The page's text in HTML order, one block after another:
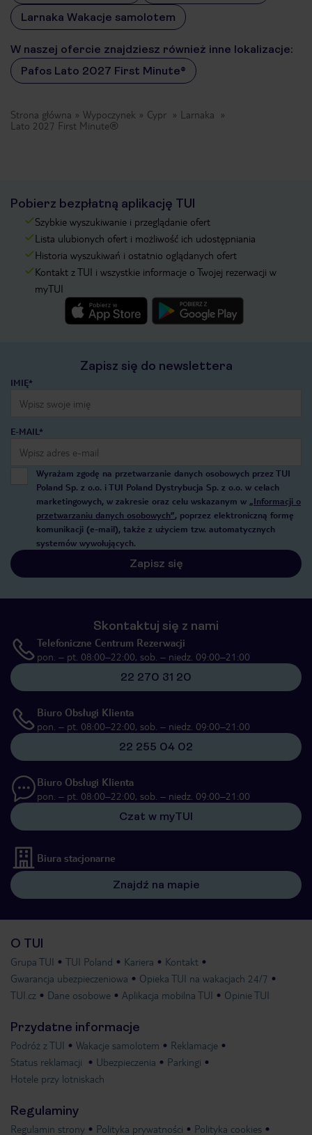
Larnaka Wakacje samolotem
W naszej ofercie znajdziesz również inne lokalizacje:
Pafos Lato 2027 First Minute®
Strona główna Wypoczynek Cypr
Larnaka
Lato 2027 First Minute®
Pobierz bezpłatną aplikację TUI
Szybkie wyszukiwanie i przeglądanie ofert
Lista ulubionych ofert i możliwość ich udostępniania
Historia wyszukiwań i ostatnio oglądanych ofert
Kontakt z TUI i wszystkie informacje o Twojej rezerwacji w
myTUI
Zapisz się do newslettera
IMIĘ*
E-MAIL*
Wyrażam zgodę na przetwarzanie danych osobowych przez TUI
Poland Sp. z o.o. i TUI Poland Dystrybucja Sp. z o.o. w celach
marketingowych, w zakresie oraz celu wskazanym w „Informacji o
przetwarzaniu danych osobowych”, poprzez elektroniczną formę
komunikacji (e-mail), także z użyciem tzw. automatycznych
systemów wywołujących.
Zapisz się
Skontaktuj się z nami
Telefoniczne Centrum Rezerwacji
pon. – pt. 08:00–22:00, sob. – niedz. 09:00–21:00
22 270 31 20
Biuro Obsługi Klienta
pon. – pt. 08:00–22:00, sob. – niedz. 09:00–21:00
22 255 04 02
Biuro Obsługi Klienta
pon. – pt. 08:00–22:00, sob. – niedz. 09:00–21:00
Czat w myTUI
Biura stacjonarne
Znajdź na mapie
O TUI
Grupa TUI TUI Poland Kariera
Kontakt
Gwarancja ubezpieczeniowa
Opieka TUI na wakacjach 24/7
TUI.cz
Dane osobowe Aplikacja mobilna TUI Opinie TUI
Przydatne informacje
Podróż z TUI Wakacje samolotem
Reklamacje
Status reklamacji
Ubezpieczenia
Parkingi
Hotele przy lotniskach
Regulaminy
Regulamin strony Polityka prywatności Polityka cookies